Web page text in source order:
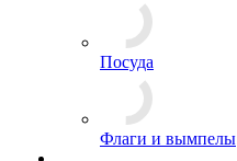
Посуда
Флаги и вымпелы